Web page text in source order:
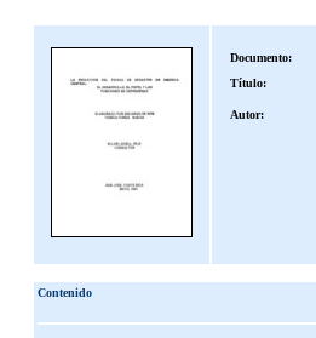
Documento:
Título:
Autor:
Contenido